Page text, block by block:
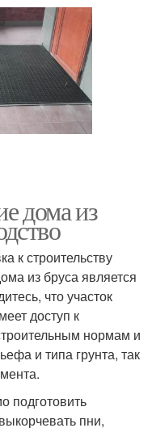
дома из
к строительству
из бруса является
что участок
доступ к
нормам и
и типа грунта, так
подготовить
пни,